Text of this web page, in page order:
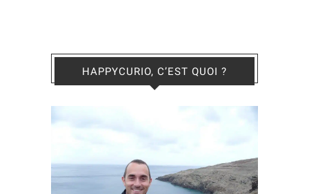
HAPPYCURIO, C’EST QUOI ?